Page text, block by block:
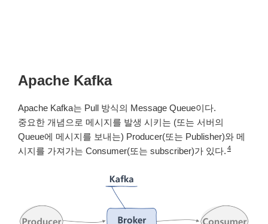
Apache Kafka
Apache Kafka는 Pull 방식의 Message Queue이다.
중요한 개념으로 메시지를 발생 시키는 (또는 서버의
Queue에 메시지를 보내는) Producer(또는 Publisher)와 메
시지를 가져가는 Consumer(또는 subscriber)가 있다. 4